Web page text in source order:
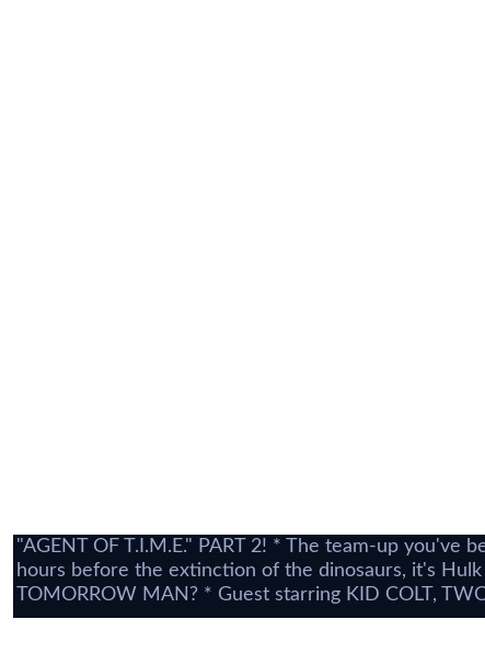
"AGENT OF T.I.M.E." PART 2! * The team-up you've
hours before the extinction of the dinosaurs, it's
TOMORROW MAN? * Guest starring KID COLT,